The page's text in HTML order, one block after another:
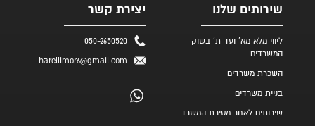
שירותים שלנו
ליווי מלא מא' ועד ת' בשוק
המשרדים
השכרת משרדים
בניית משרדים
שירותים לאחר מסירת המשרד
יצירת קשר
050-2650520
harellimor6@gmail.com